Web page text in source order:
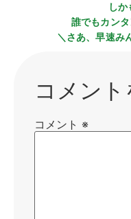
しか
誰でもカン
＼さあ、早速み
コメント
コメント ※